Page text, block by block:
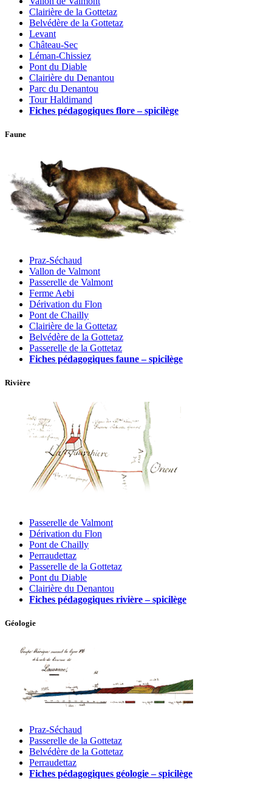
Clairière de la Gottetaz
Belvédère de la Gottetaz
Levant
Château-Sec
Léman-Chissiez
Pont du Diable
Clairière du Denantou
Parc du Denantou
Tour Haldimand
Fiches pédagogiques flore – spicilège
Faune
Praz-Séchaud
Vallon de Valmont
Passerelle de Valmont
Ferme Aebi
Dérivation du Flon
Pont de Chailly
Clairière de la Gottetaz
Belvédère de la Gottetaz
Passerelle de la Gottetaz
Fiches pédagogiques faune – spicilège
Rivière
Passerelle de Valmont
Dérivation du Flon
Pont de Chailly
Perraudettaz
Passerelle de la Gottetaz
Pont du Diable
Clairière du Denantou
Fiches pédagogiques rivière – spicilège
Géologie
Praz-Séchaud
Passerelle de la Gottetaz
Belvédère de la Gottetaz
Perraudettaz
Fiches pédagogiques géologie – spicilège